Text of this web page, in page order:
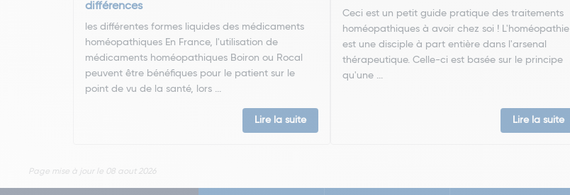
différences
les différentes formes liquides des médicaments
homéopathiques En France, l'utilisation de
médicaments homéopathiques Boiron ou Rocal
peuvent être bénéfiques pour le patient sur le
point de vu de la santé, lors ...
Lire la suite
Ceci est un petit guide pratique des traitements
homéopathiques à avoir chez soi ! L'homéopathie
est une disciple à part entière dans l'arsenal
thérapeutique. Celle-ci est basée sur le principe
qu'une ...
Lire la suite
Page mise à jour le 08 aout 2026